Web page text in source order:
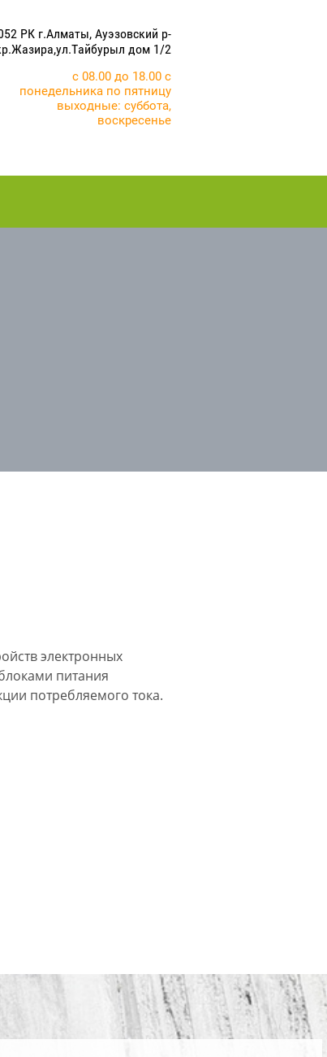
РК г.Алматы, Ауэзовский р-
дом 1/2
с 08.00 до 18.00 с
понедельника по пятницу
выходные: суббота,
воскресенье
электронных
питания
потребляемого тока.